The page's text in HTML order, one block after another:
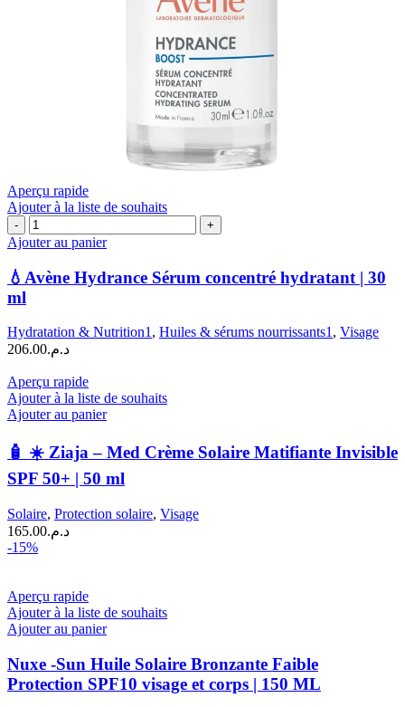
Aperçu rapide
Ajouter à la liste de souhaits
quantité
de
Avène
Hydrance
hydratant
|
ml
Ajouter au panier
💧Avène Hydrance Sérum concentré hydratant | 30
ml
Hydratation & Nutrition1, Huiles & sérums nourrissants1, Visage
د.م.206.00
Aperçu rapide
Ajouter à la liste de souhaits
Ajouter au panier
🧴 ☀️ Ziaja – Med Crème Solaire Matifiante Invisible
SPF 50+ | 50 ml
Solaire, Protection solaire, Visage
د.م.165.00
-15%
Aperçu rapide
Ajouter à la liste de souhaits
Ajouter au panier
Nuxe -Sun Huile Solaire Bronzante Faible
Protection SPF10 visage et corps | 150 ML